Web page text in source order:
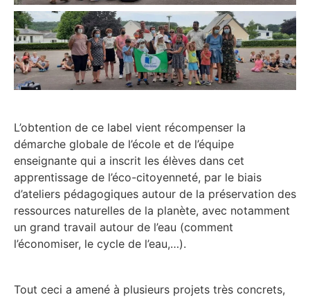
L’obtention de ce label vient récompenser la
démarche globale de l’école et de l’équipe
enseignante qui a inscrit les élèves dans cet
apprentissage de l’éco-citoyenneté, par le biais
d’ateliers pédagogiques autour de la préservation des
ressources naturelles de la planète, avec notamment
un grand travail autour de l’eau (comment
l’économiser, le cycle de l’eau,…).
Tout ceci a amené à plusieurs projets très concrets,